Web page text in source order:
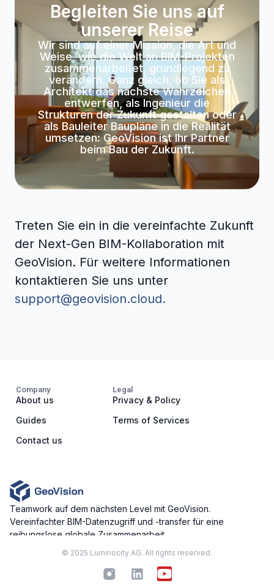
Begleiten Sie uns auf
unserer Reise
Wir sind auf einer Mission, die Art und
Weise, wie die Welt an BIM-Projekten
zusammenarbeitet, grundlegend zu
verändern. Ganz gleich, ob Sie als
Architekt das nächste Wahrzeichen
entwerfen, als Ingenieur die
Strukturen der Zukunft gestalten oder
als Bauleiter Baupläne in die Realität
umsetzen: GeoVision ist Ihr Partner
beim Bau der Zukunft.
Treten Sie ein in die vereinfachte Zukunft
der Next-Gen BIM-Kollaboration mit
GeoVision. Für weitere Informationen
kontaktieren Sie uns unter
support@geovision.cloud.
Teamwork auf dem nächsten Level mit GeoVision.
Vereinfachter BIM-Datenzugriff und -transfer für eine
reibungslose globale Zusammenarbeit.
Company
About us
Guides
Contact us
Legal
Privacy & Policy
Terms of Services
© 2025 Luminocity AG. All rights reserved.